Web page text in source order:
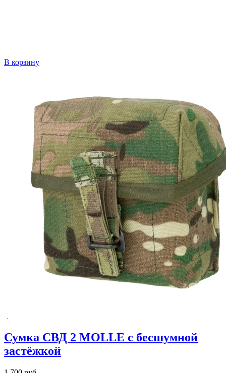
В корзину
Сумка СВД 2 MOLLE с бесшумной
застёжкой